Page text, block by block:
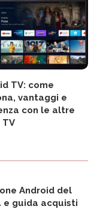
TV: come
vantaggi e
con le altre
Android del
e guida acquisti